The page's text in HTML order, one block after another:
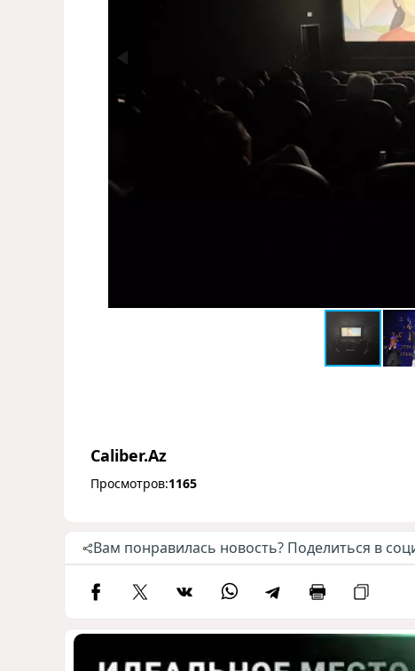
Caliber.Az
Просмотров:1165
Вам понравилась новость? Поделиться в